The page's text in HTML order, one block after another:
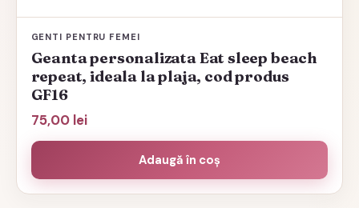
GENTI PENTRU FEMEI
Geanta personalizata Eat sleep beach
repeat, ideala la plaja, cod produs
GF16
75,00 lei
Adaugă în coș